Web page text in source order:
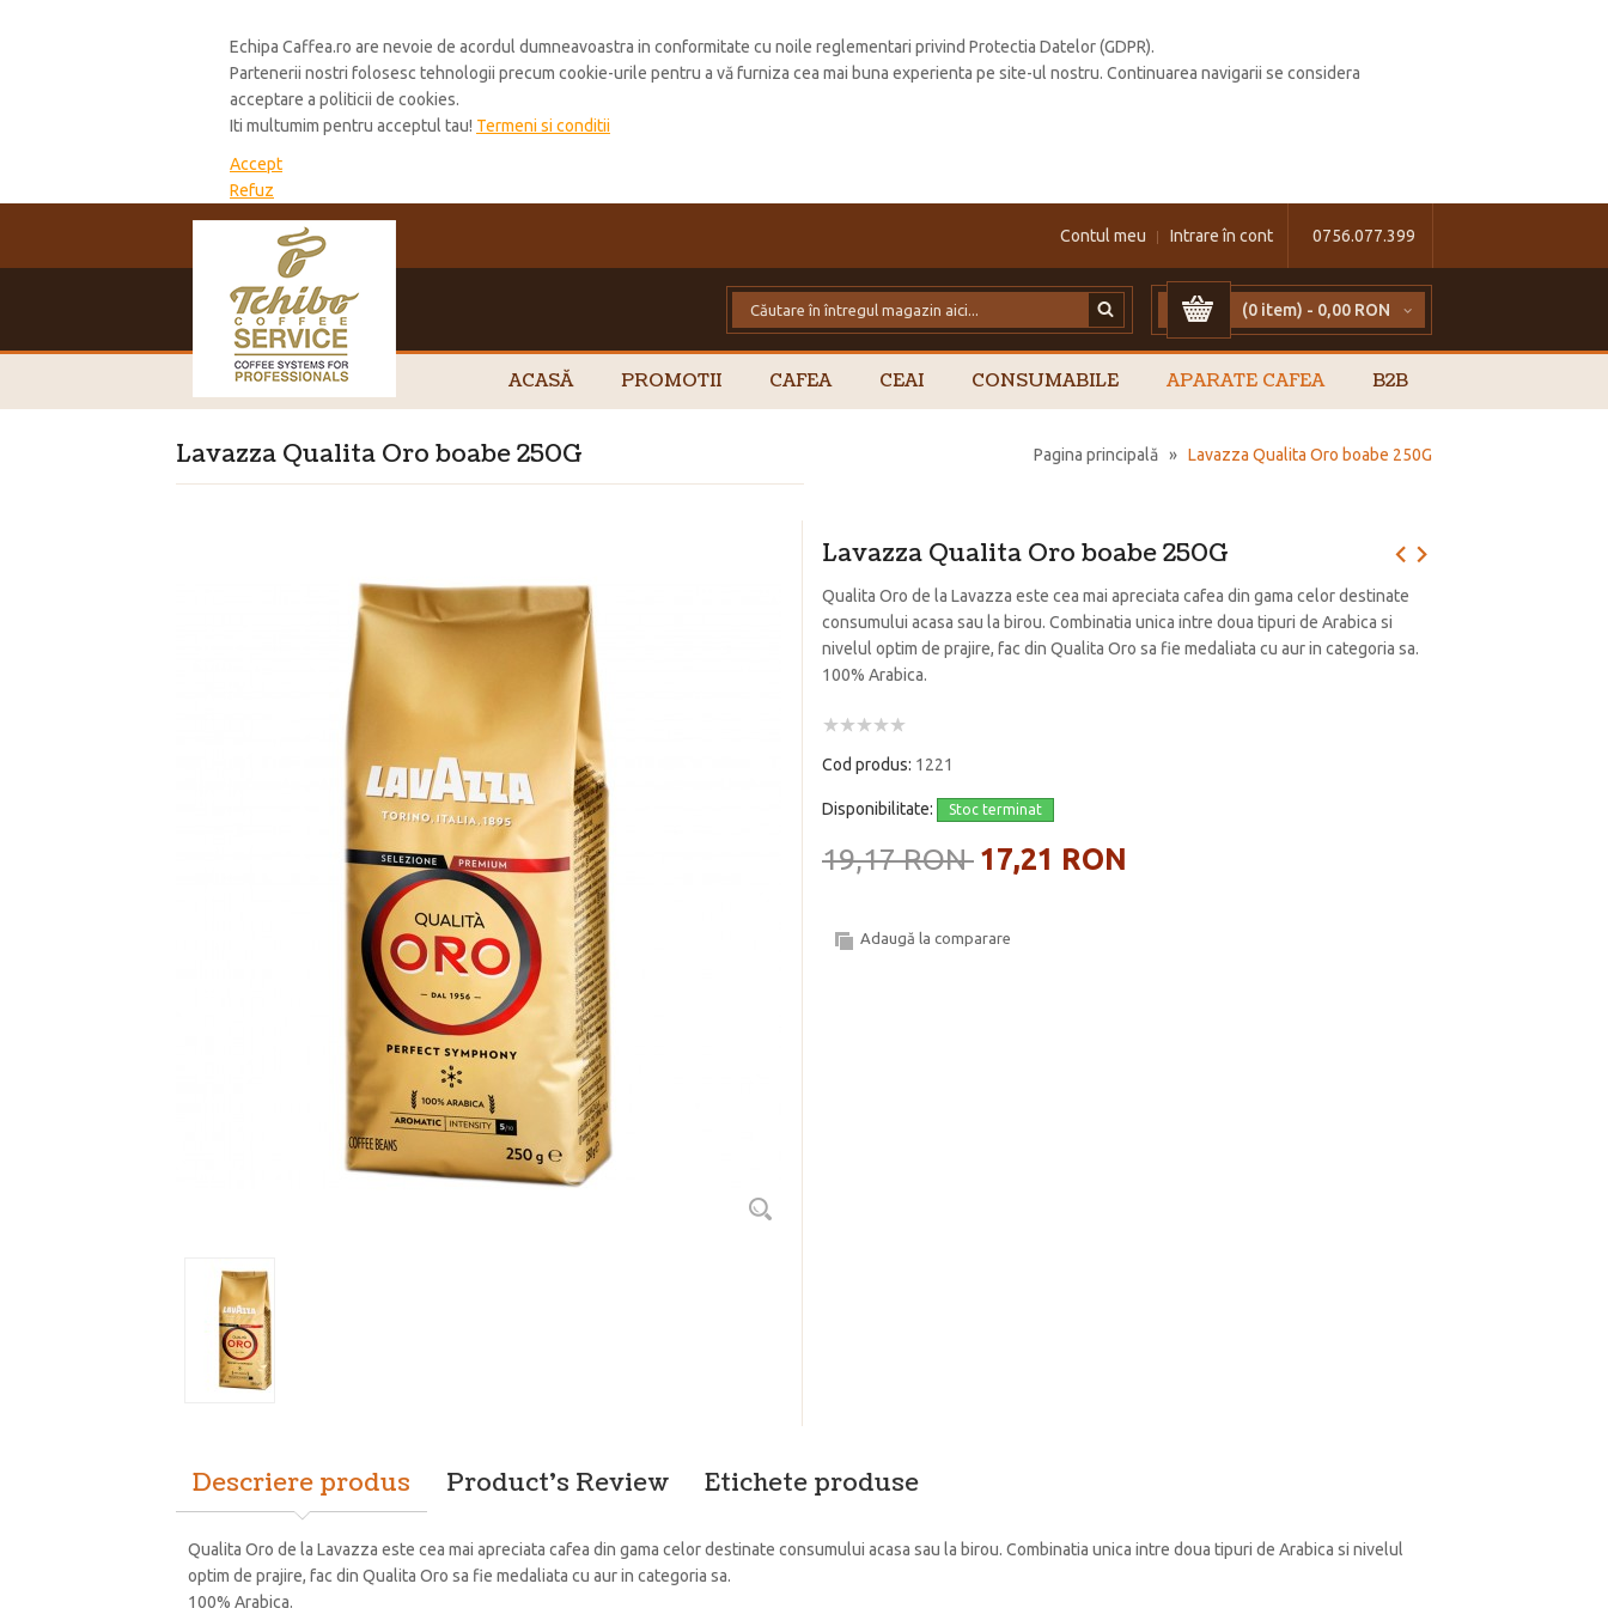
Echipa Caffea.ro are nevoie de acordul dumneavoastra in conformitate cu noile reglementari privind Protectia Datelor (GDPR).
Partenerii nostri folosesc tehnologii precum cookie-urile pentru a vă furniza cea mai buna experienta pe site-ul nostru. Continuarea navigarii se considera
acceptare a politicii de cookies.
Iti multumim pentru acceptul tau! Termeni si conditii
Accept
Refuz
0756.077.399
Contul meu Intrare în cont
(0 item) - 0,00 RON
ACASĂ PROMOTII CAFEA CEAI CONSUMABILE APARATE CAFEA B2B
Pagina principală » Lavazza Qualita Oro boabe 250G
Lavazza Qualita Oro boabe 250G
Lavazza Qualita Oro boabe 250G
Qualita Oro de la Lavazza este cea mai apreciata cafea din gama celor destinate
consumului acasa sau la birou. Combinatia unica intre doua tipuri de Arabica si
nivelul optim de prajire, fac din Qualita Oro sa fie medaliata cu aur in categoria sa.
100% Arabica.
Cod produs: 1221
Disponibilitate: Stoc terminat
19,17 RON 17,21 RON
Adaugă la comparare
Descriere produs Product's Review Etichete produse
Qualita Oro de la Lavazza este cea mai apreciata cafea din gama celor destinate consumului acasa sau la birou. Combinatia unica intre doua tipuri de Arabica si nivelul
optim de prajire, fac din Qualita Oro sa fie medaliata cu aur in categoria sa.
100% Arabica.